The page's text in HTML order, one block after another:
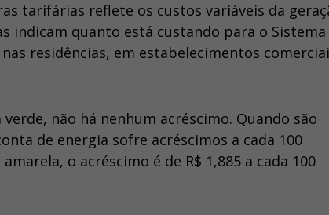
tarifárias reflete os custos variáveis da
indicam quanto está custando para o Sistema
residências, em estabelecimentos
não há nenhum acréscimo. Quando são
de energia sofre acréscimos a cada 100
o acréscimo é de R$ 1,885 a cada 100